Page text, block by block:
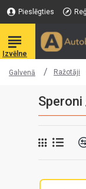
Pieslēgties
Galvenā Ražotāji